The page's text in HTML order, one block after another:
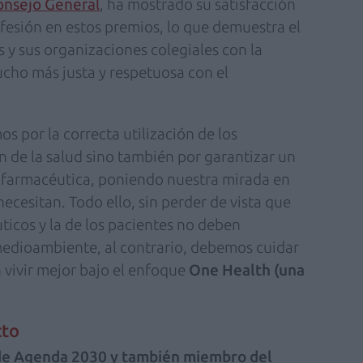
General, ha mostrado su satisfacción
en estos premios, lo que demuestra el
sus organizaciones colegiales con la
más justa y respetuosa con el
por la correcta utilización de los
de la salud sino también por garantizar un
poniendo nuestra mirada en
Todo ello, sin perder de vista que
y la de los pacientes no deben
al contrario, debemos cuidar
mejor bajo el enfoque One Health (una
Agenda 2030 y también miembro del